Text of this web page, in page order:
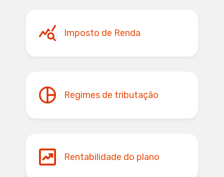
Imposto de Renda
Regimes de tributação
Rentabilidade do plano